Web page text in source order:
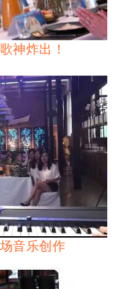
神炸出！
音乐创作